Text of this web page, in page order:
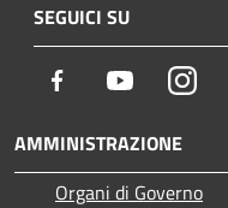
SEGUICI SU
Facebook Youtube
AMMINISTRAZIONE
Organi di Governo